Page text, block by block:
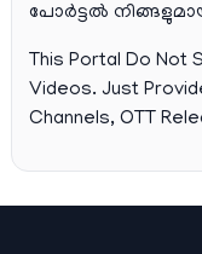
പോര്‍ട്ടല്‍
This Portal Do Not
Videos. Just
Channels, OTT